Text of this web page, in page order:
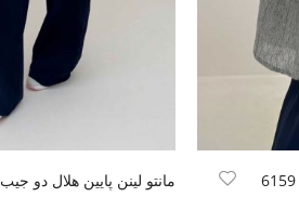
مانتو لینن پایین هلال دو جیب TR